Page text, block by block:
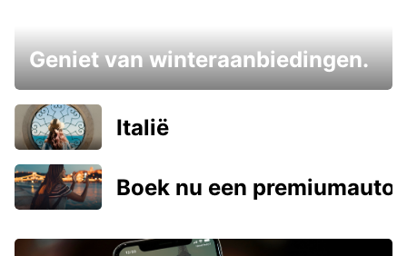
Geniet van winteraanbiedingen.
Italië
Boek nu een premiumauto